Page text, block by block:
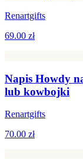
Renartgifts
69.00 zł
Napis Howdy
lub kowbojki
Renartgifts
70.00 zł